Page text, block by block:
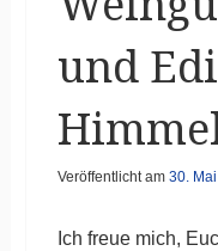
und Edi
Veröffentlicht am 30.
Ich freue mich,